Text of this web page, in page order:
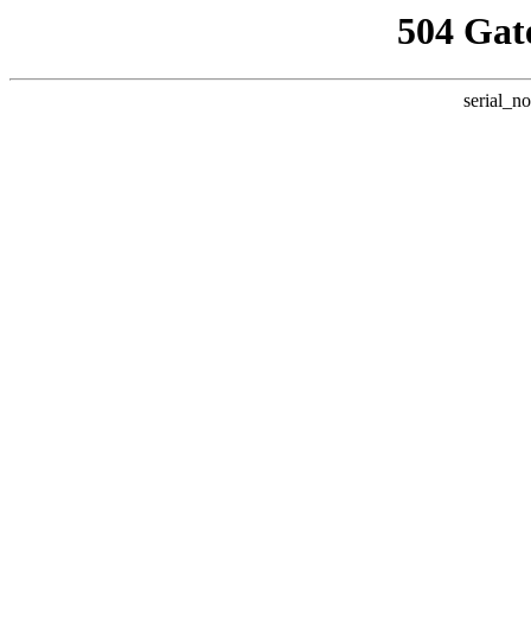
504